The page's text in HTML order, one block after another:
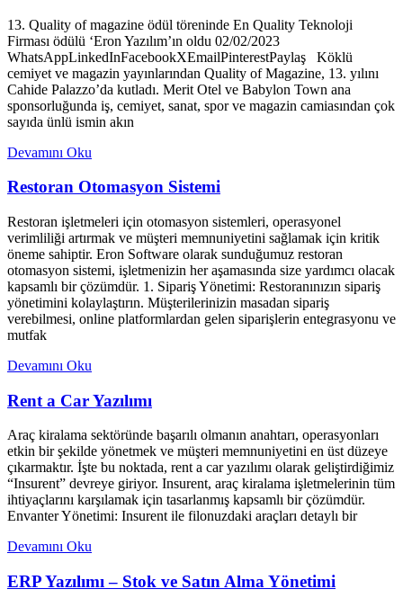
13. Quality of magazine ödül töreninde En Quality Teknoloji
Firması ödülü ‘Eron Yazılım’ın oldu 02/02/2023
WhatsAppLinkedInFacebookXEmailPinterestPaylaş Köklü
cemiyet ve magazin yayınlarından Quality of Magazine, 13. yılını
Cahide Palazzo’da kutladı. Merit Otel ve Babylon Town ana
sponsorluğunda iş, cemiyet, sanat, spor ve magazin camiasından çok
sayıda ünlü ismin akın
Devamını Oku
Restoran Otomasyon Sistemi
Restoran işletmeleri için otomasyon sistemleri, operasyonel
verimliliği artırmak ve müşteri memnuniyetini sağlamak için kritik
öneme sahiptir. Eron Software olarak sunduğumuz restoran
otomasyon sistemi, işletmenizin her aşamasında size yardımcı olacak
kapsamlı bir çözümdür. 1. Sipariş Yönetimi: Restoranınızın sipariş
yönetimini kolaylaştırın. Müşterilerinizin masadan sipariş
verebilmesi, online platformlardan gelen siparişlerin entegrasyonu ve
mutfak
Devamını Oku
Rent a Car Yazılımı
Araç kiralama sektöründe başarılı olmanın anahtarı, operasyonları
etkin bir şekilde yönetmek ve müşteri memnuniyetini en üst düzeye
çıkarmaktır. İşte bu noktada, rent a car yazılımı olarak geliştirdiğimiz
“Insurent” devreye giriyor. Insurent, araç kiralama işletmelerinin tüm
ihtiyaçlarını karşılamak için tasarlanmış kapsamlı bir çözümdür.
Envanter Yönetimi: Insurent ile filonuzdaki araçları detaylı bir
Devamını Oku
ERP Yazılımı – Stok ve Satın Alma Yönetimi